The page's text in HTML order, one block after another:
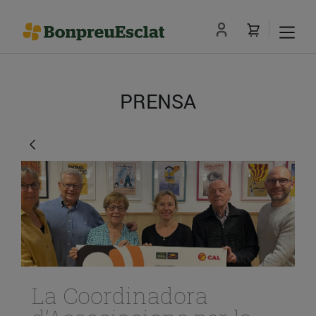
PRENSA
La Coordinadora